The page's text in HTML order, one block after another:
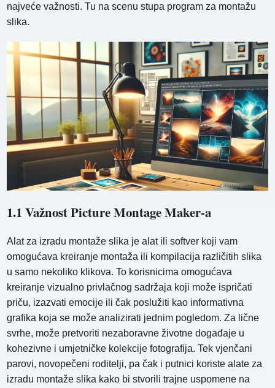
najveće važnosti. Tu na scenu stupa program za montažu
slika.
1.1 Važnost Picture Montage Maker-a
Alat za izradu montaže slika je alat ili softver koji vam
omogućava kreiranje montaža ili kompilacija različitih slika
u samo nekoliko klikova. To korisnicima omogućava
kreiranje vizualno privlačnog sadržaja koji može ispričati
priču, izazvati emocije ili čak poslužiti kao informativna
grafika koja se može analizirati jednim pogledom. Za lične
svrhe, može pretvoriti nezaboravne životne događaje u
kohezivne i umjetničke kolekcije fotografija. Tek vjenčani
parovi, novopečeni roditelji, pa čak i putnici koriste alate za
izradu montaže slika kako bi stvorili trajne uspomene na